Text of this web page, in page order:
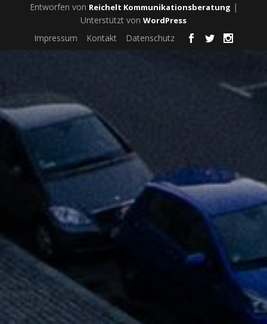
Entworfen von Reichelt Kommunikationsberatung |
Unterstützt von WordPress
Impressum Kontakt Datenschutz